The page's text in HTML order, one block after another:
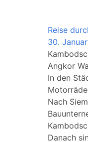
Reise
30.
Angkor
In den
Nach
Danach